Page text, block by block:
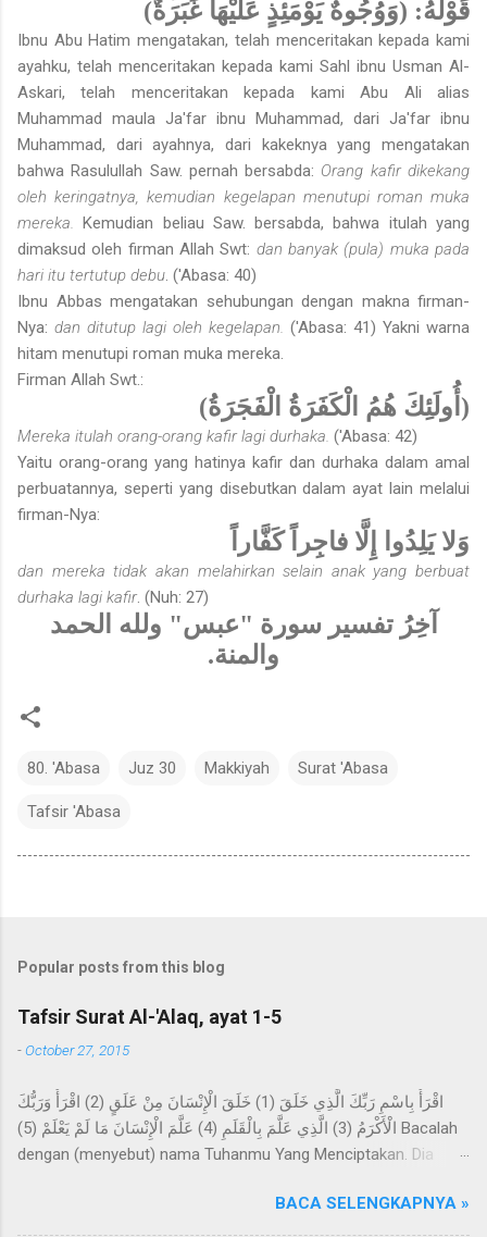
قَوْلُهُ: (وَوُجُوهٌ يَوْمَئِذٍ عَلَيْهَا غَبَرَةٌ)
Ibnu Abu Hatim mengatakan, telah menceritakan kepada kami
ayahku, telah menceritakan kepada kami Sahl ibnu Usman Al-
Askari, telah menceritakan kepada kami Abu Ali alias
Muhammad maula Ja'far ibnu Muhammad, dari Ja'far ibnu
Muhammad, dari ayahnya, dari kakeknya yang mengatakan
bahwa Rasulullah Saw. pernah bersabda: Orang kafir dikekang
oleh keringatnya, kemudian kegelapan menutupi roman muka
mereka.Kemudian beliau Saw. bersabda, bahwa itulah yang
dimaksud oleh firman Allah Swt: dan banyak (pula) muka pada
hari itu tertutup debu . ('Abasa: 40)
Ibnu Abbas mengatakan sehubungan dengan makna firman-
Nya: dan ditutup lagi oleh kegelapan. ('Abasa: 41) Yakni warna
hitam menutupi roman muka mereka.
Firman Allah Swt.:
(أُولَئِكَ هُمُ الْكَفَرَةُ الْفَجَرَةُ)
Mereka itulah orang-orang kafir lagi durhaka. ('Abasa: 42)
Yaitu orang-orang yang hatinya kafir dan durhaka dalam amal
perbuatannya, seperti yang disebutkan dalam ayat lain melalui
firman-Nya:
وَلا يَلِدُوا إِلَّا فاجِراً كَفَّاراً
dan mereka tidak akan melahirkan selain anak yang berbuat
durhaka lagi kafir. (Nuh: 27)
آخِرُ تفسير سورة "عبس" ولله الحمد
والمنة.
80. 'Abasa Juz 30 Makkiyah Surat 'Abasa
Tafsir 'Abasa
Popular posts from this blog
Tafsir Surat Al-'Alaq, ayat 1-5
-October 27, 2015
اقْرَأْ بِاسْمِ رَبِّكَ الَّذِي خَلَقَ (1) خَلَقَ الْإِنْسَانَ مِنْ عَلَقٍ (2) اقْرَأْ وَرَبُّكَ
الْأَكْرَمُ (3) الَّذِي عَلَّمَ بِالْقَلَمِ (4) عَلَّمَ الْإِنْسَانَ مَا لَمْ يَعْلَمْ (5) Bacalah
dengan (menyebut) nama Tuhanmu Yang Menciptakan. Dia
Tuhanmulah Yang Maha Pemurah, Yang mengajar (manusia)
dengan perantaraan qalam. Dia mengajarkan kepada manusia
BACA SELENGKAPNYA »